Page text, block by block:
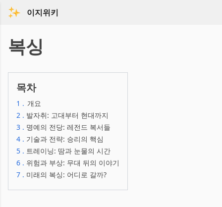
이지위키
복싱
목차
1 . 개요
2 . 발자취: 고대부터 현대까지
3 . 명예의 전당: 레전드 복서들
4 . 기술과 전략: 승리의 핵심
5 . 트레이닝: 땀과 눈물의 시간
6 . 위험과 부상: 무대 뒤의 이야기
7 . 미래의 복싱: 어디로 갈까?